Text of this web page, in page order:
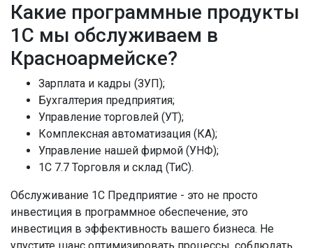
Какие программные продукты
1С мы обслуживаем в
Красноармейске?
Зарплата и кадры (ЗУП);
Бухгалтерия предприятия;
Управление торговлей (УТ);
Комплексная автоматизация (КА);
Управление нашей фирмой (УНФ);
1C 7.7 Торговля и склад (ТиС).
Обслуживание 1С Предприятие - это не просто
инвестиция в программное обеспечение, это
инвестиция в эффективность вашего бизнеса. Не